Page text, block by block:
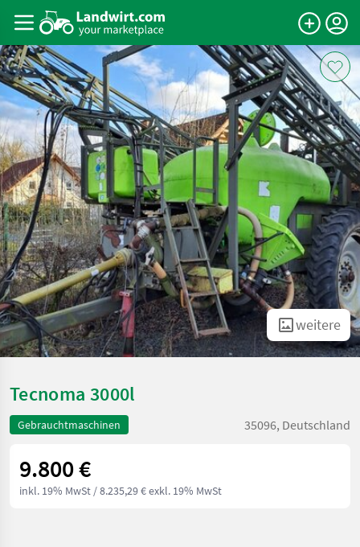
weitere
Tecnoma 3000l
Gebrauchtmaschinen 35096, Deutschland
9.800 €
inkl. 19% MwSt / 8.235,29 € exkl. 19% MwSt